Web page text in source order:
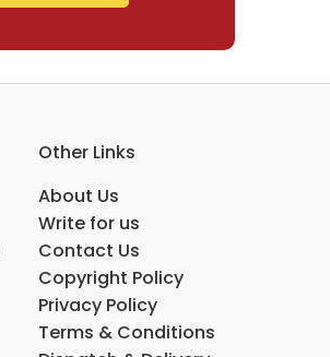
Other Links
About Us
Write for us
Contact Us
Copyright Policy
Privacy Policy
Terms & Conditions